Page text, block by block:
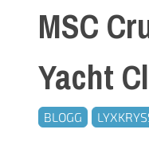
a
F
u
MSC
Yacht
BLOGG